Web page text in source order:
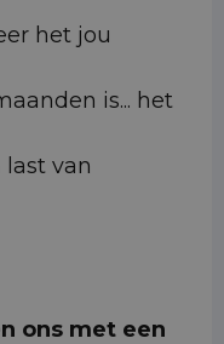
het jou
is... het
van
ons met een